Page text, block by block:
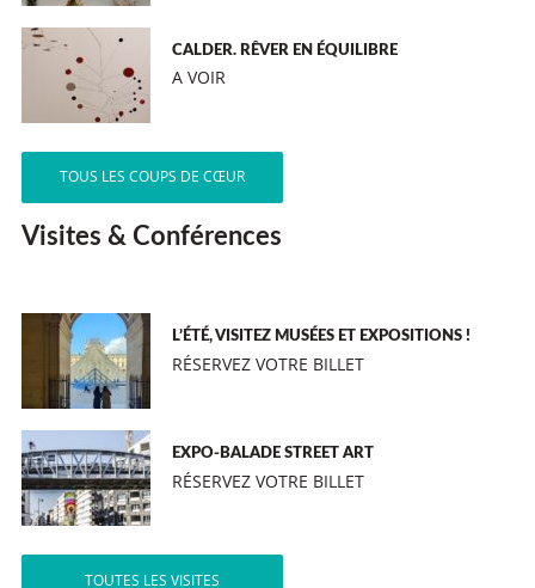
CALDER. RÊVER EN ÉQUILIBRE
A VOIR
TOUS LES COUPS DE CŒUR
Visites & Conférences
L’ÉTÉ, VISITEZ MUSÉES ET EXPOSITIONS !
RÉSERVEZ VOTRE BILLET
EXPO-BALADE STREET ART
RÉSERVEZ VOTRE BILLET
TOUTES LES VISITES